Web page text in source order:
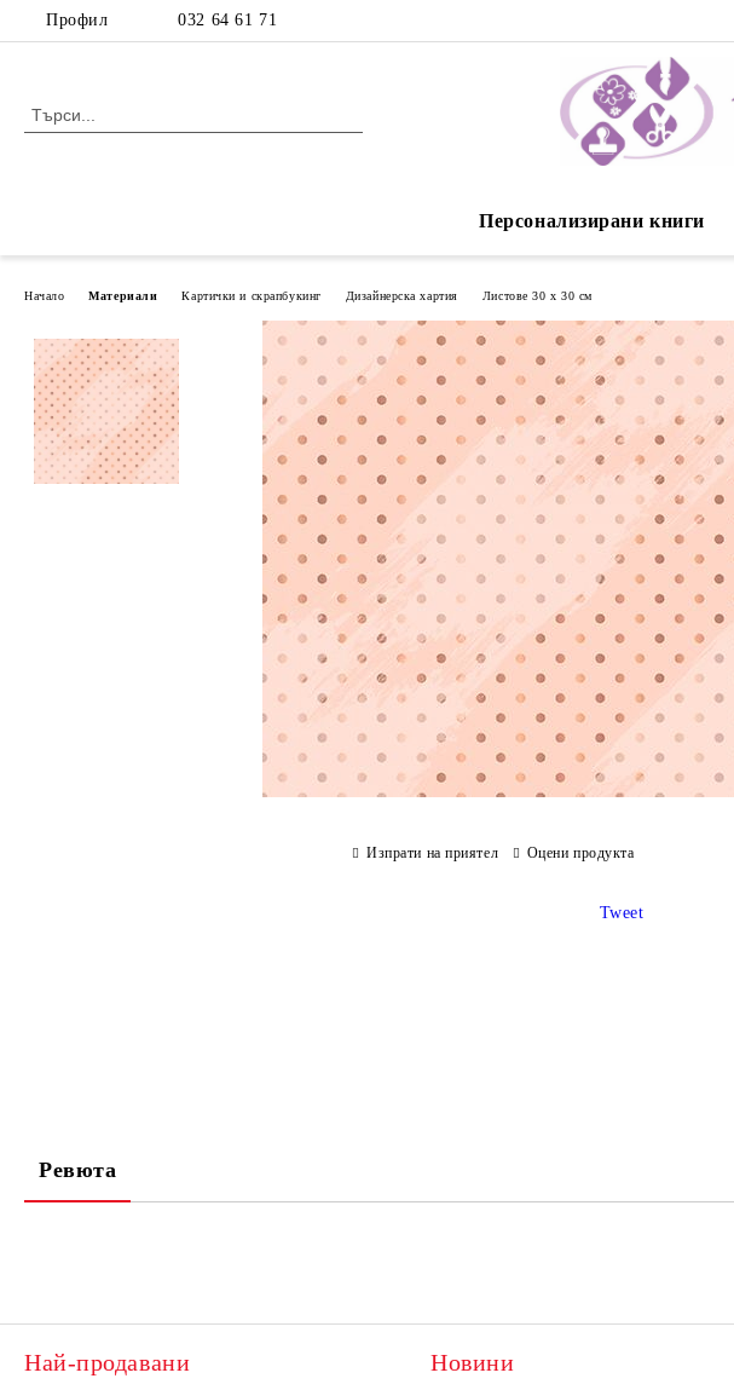
Профил 032 64 61 71
Персонализирани книги
Начало Материали Картички и скрапбукинг Дизайнерска хартия Листове 30 х 30 см
Изпрати на приятел Оцени продукта
Tweet
Ревюта
Най-продавани Новини